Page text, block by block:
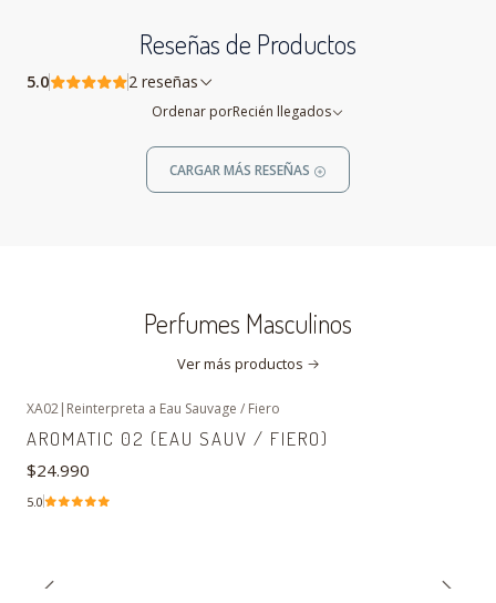
Reseñas de Productos
5.0 2 reseñas
Ordenar porRecién llegados
CARGAR MÁS RESEÑAS
Perfumes Masculinos
Ver más productos
XA02| Reinterpreta a Eau Sauvage / Fiero
AROMATIC 02 (EAU SAUV / FIERO)
$24.990
5.0